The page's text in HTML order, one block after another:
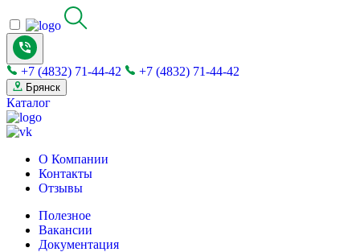
+7 (4832) 71-44-42 +7 (4832) 71-44-42
Брянск
Каталог
О Компании
Контакты
Отзывы
Полезное
Вакансии
Документация